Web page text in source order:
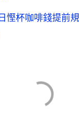
慳杯咖啡錢提前